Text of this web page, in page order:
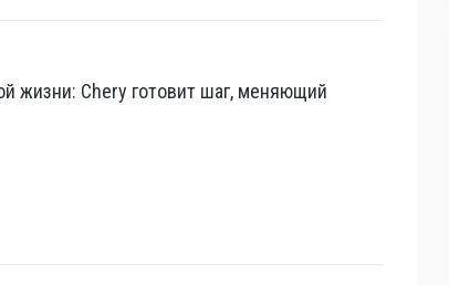
жизни: Chery готовит шаг, меняющий